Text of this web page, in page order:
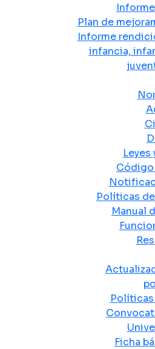
Plan de
Informe
infancia,
Leyes
Políticas
Manual
Ficha